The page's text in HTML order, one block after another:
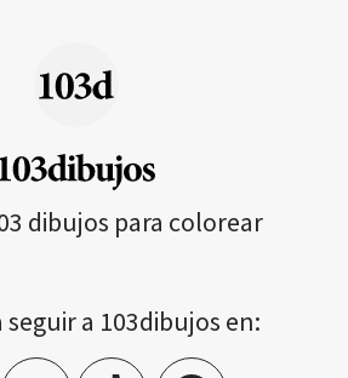
dibujos para colorear
seguir a 103dibujos en: